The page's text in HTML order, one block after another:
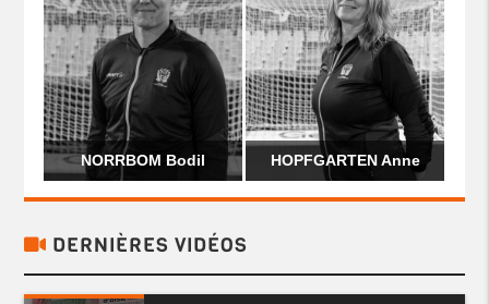
HOPFGARTEN Anne
NORRBOM Bodil
DERNIÈRES VIDÉOS